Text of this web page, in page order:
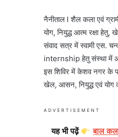
नैनीताल l शैल कला एवं
योग, नियुद्ध आत्म रक्षा हेतु,
संवाद सत्र में स्वामी एस.
internship हेतु संस्था में
इस शिविर में केशव नगर के
खेल, आसन, नियुद्ध एवं योग
ADVERTISEMENT
यह भी पढ़ें बाल